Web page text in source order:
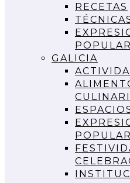
RECETAS
POPULAR
GALICIA
POPULAR